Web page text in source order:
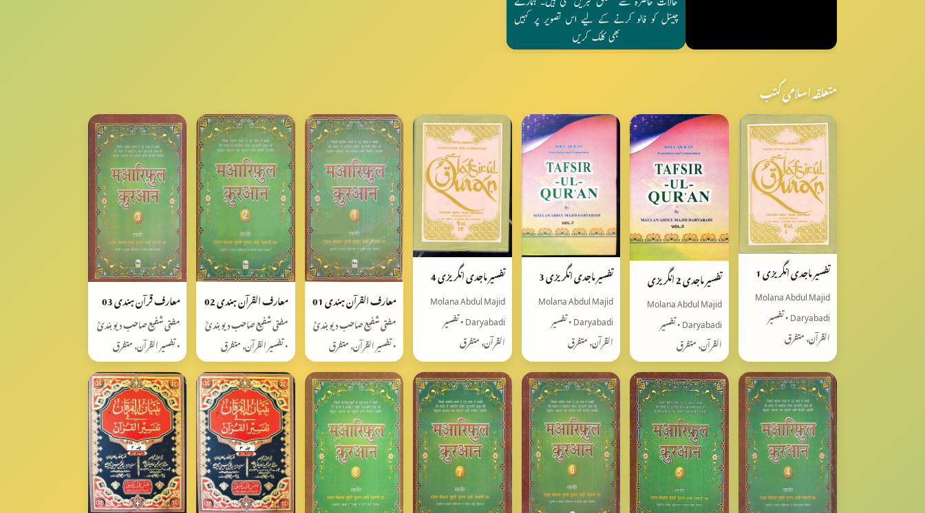
متعلقہ اسلامی کتب
تفسير ماجدی انگریزی 1
Molana Abdul Majid
Daryabadi • تفسیر
القرآن, متفرق
تفسير ماجدی 2 انگریزی
Molana Abdul Majid
Daryabadi • تفسیر
القرآن, متفرق
تفسير ماجدی انگریزی 3
Molana Abdul Majid
Daryabadi • تفسیر
القرآن, متفرق
تفسير ماجدی انگریزی 4
Molana Abdul Majid
Daryabadi • تفسیر
القرآن, متفرق
معارف القرآن ہندی 01
مفتی شفیع صاحب دیوبندیؒ
• تفسیر القرآن, متفرق
معارف القرآن ہندی 02
مفتی شفیع صاحب دیوبندیؒ
• تفسیر القرآن, متفرق
معارف قرآن ہندی 03
مفتی شفیع صاحب دیوبندیؒ
• تفسیر القرآن, متفرق